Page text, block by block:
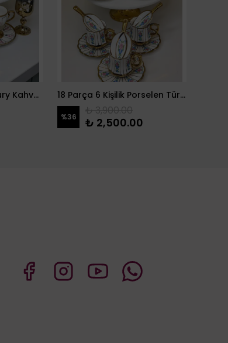
18 Parça 6 Kişilik Luxury Kahve Sunum Seti 18 Parça 6 Kişilik Porselen Türk Kahvesi Fincanı & Drajelik
%36 ₺ 2,500.00